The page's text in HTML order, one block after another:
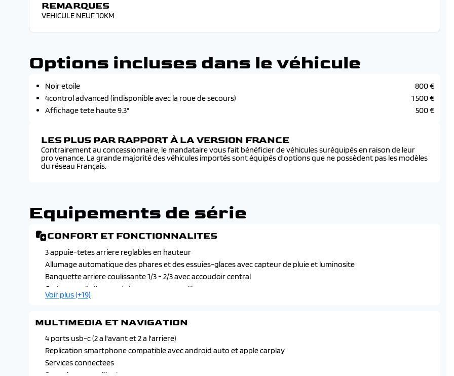
REMARQUES
VEHICULE NEUF 10KM
Options incluses dans le véhicule
Noir etoile
800 €
4control advanced (indisponible avec la roue de secours)
1 500 €
Affichage tete haute 9.3"
500 €
LES PLUS PAR RAPPORT À LA VERSION FRANCE
Contrairement au concessionnaire, le mandataire vous fait bénéficier de véhicules suréquipés en raison de leur
pro venance. La grande majorité des véhicules importés sont équipés d'options que ne possèdent pas les modèles
du réseau Français.
Equipements de série
CONFORT ET FONCTIONNALITES
3 appuie-tetes arriere reglables en hauteur
Allumage automatique des phares et des essuies-glaces avec capteur de pluie et luminosite
Banquette arriere coulissante 1/3 - 2/3 avec accoudoir central
Carte renault d'acces et demarrage mans-libres
Chargeur smartphone a induction
Console centrale avec repose main coulissant
Eclairage interieur a led
Hayon motorise mains libres
Lumiere d'ambiance personnalisable
Miroir de surveillance enfants
Voir plus (+19)
MULTIMEDIA ET NAVIGATION
4 ports usb-c (2 a l'avant et 2 a l'arriere)
Replication smartphone compatible avec android auto et apple carplay
Services connectees